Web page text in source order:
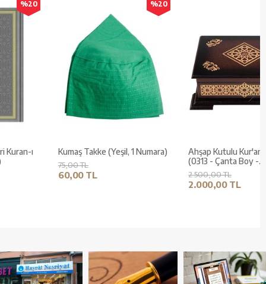
Orta Boy Termo Deri Kuran-ı
Kerim (Gri, Mühürlü)
Kumaş Takke (Yeşil, 1 Numara)